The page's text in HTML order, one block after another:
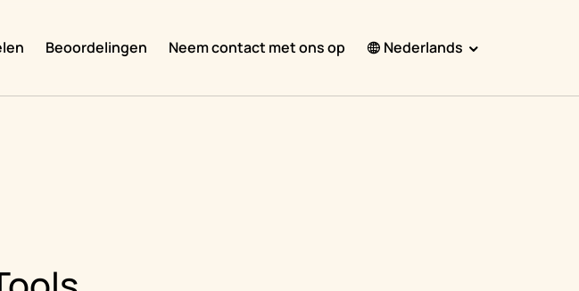
Beoordelingen Neem contact met ons op Nederlands